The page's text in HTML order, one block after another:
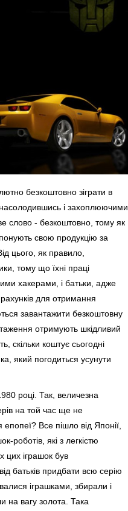
безкоштовно зіграти в
і захоплюючими
слово - безкоштовно, тому як
свою продукцію за
цього, як правило,
тому що їхні праці
хакерами, і батьки, адже
для отримання
завантажити безкоштовну
отримують шкідливий
скільки коштує сьогодні
який погодиться усунути
році. Так, величезна
на той час ще не
Все пішло від Японії,
роботів, які з легкістю
цих іграшок був
батьків придбати всю серію
іграшками, збирали і
на вагу золота. Така